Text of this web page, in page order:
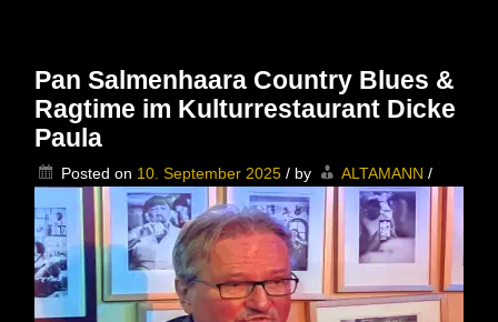
Folk
&
Country-
der
Dicken
Paula
Pan Salmenhaara Country Blues &
Ragtime im Kulturrestaurant Dicke
Paula
Posted on 10. September 2025 / by ALTAMANN /